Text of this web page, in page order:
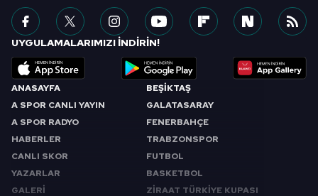
ANASAYFA
A SPOR CANLI YAYIN
A SPOR RADYO
HABERLER
CANLI SKOR
YAZARLAR
GALERİ
BEŞİKTAŞ
GALATASARAY
FENERBAHÇE
TRABZONSPOR
FUTBOL
BASKETBOL
ZİRAAT TÜRKİYE KUPASI
UYGULAMALARIMIZI İNDİRİN!